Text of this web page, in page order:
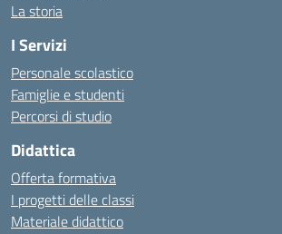
La storia
I Servizi
Personale scolastico
Famiglie e studenti
Percorsi di studio
Didattica
Offerta formativa
I progetti delle classi
Materiale didattico